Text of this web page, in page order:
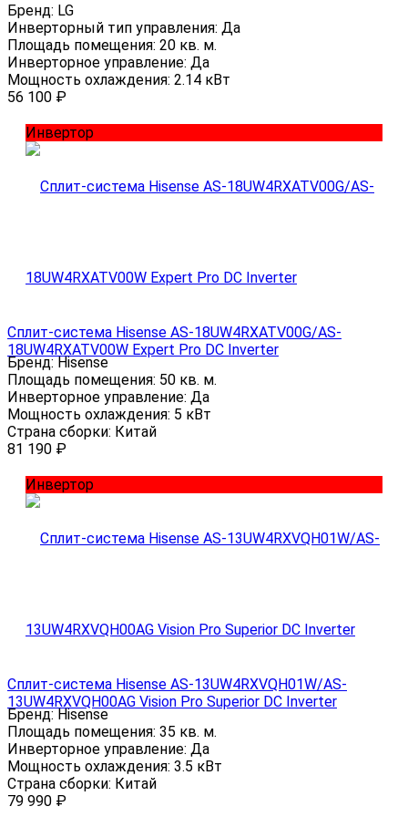
Бренд: LG
Инверторный тип управления: Да
Площадь помещения: 20 кв. м.
Инверторное управление: Да
Мощность охлаждения: 2.14 кВт
56 100 ₽
Инвертор
Сплит-система Hisense AS-18UW4RXATV00G/AS-
18UW4RXATV00W Expert Pro DC Inverter
Бренд: Hisense
Площадь помещения: 50 кв. м.
Инверторное управление: Да
Мощность охлаждения: 5 кВт
Страна сборки: Китай
81 190 ₽
Инвертор
Сплит-система Hisense AS-13UW4RXVQH01W/AS-
13UW4RXVQH00AG Vision Pro Superior DC Inverter
Бренд: Hisense
Площадь помещения: 35 кв. м.
Инверторное управление: Да
Мощность охлаждения: 3.5 кВт
Страна сборки: Китай
79 990 ₽